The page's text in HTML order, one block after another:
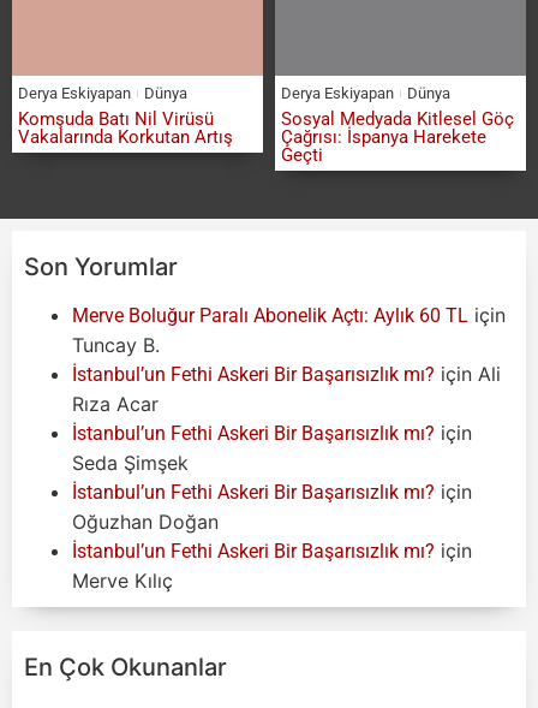
Derya Eskiyapan Dünya
Komşuda Batı Nil Virüsü
Vakalarında Korkutan Artış
Derya Eskiyapan Dünya
Sosyal Medyada Kitlesel Göç
Çağrısı: İspanya Harekete
Geçti
Son Yorumlar
Merve Boluğur Paralı Abonelik Açtı: Aylık 60 TL için
Tuncay B.
İstanbul’un Fethi Askeri Bir Başarısızlık mı? için Ali
Rıza Acar
İstanbul’un Fethi Askeri Bir Başarısızlık mı? için
Seda Şimşek
İstanbul’un Fethi Askeri Bir Başarısızlık mı? için
Oğuzhan Doğan
İstanbul’un Fethi Askeri Bir Başarısızlık mı? için
Merve Kılıç
En Çok Okunanlar